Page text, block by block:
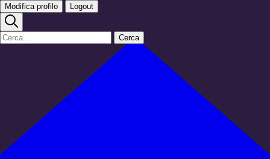
Modifica profilo Logout
Cerca